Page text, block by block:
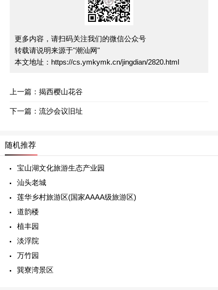
更多内容，请扫码关注我们的微信公众号
转载请说明来源于"潮汕网"
本文地址： https://cs.ymkymk.cn/jingdian/2820.html
上一篇： 揭西樱山花谷
下一篇： 流沙会议旧址
随机推荐
宝山湖文化旅游生态产业园
汕头老城
莲华乡村旅游区(国家AAAA级旅游区)
道韵楼
植丰园
淡浮院
万竹园
巽寮湾景区